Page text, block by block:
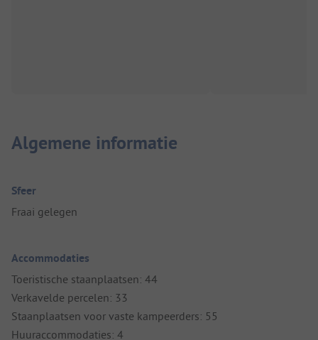
Algemene informatie
Sfeer
Fraai gelegen
Accommodaties
Toeristische staanplaatsen: 44
Verkavelde percelen: 33
Staanplaatsen voor vaste kampeerders: 55
Huuraccommodaties: 4